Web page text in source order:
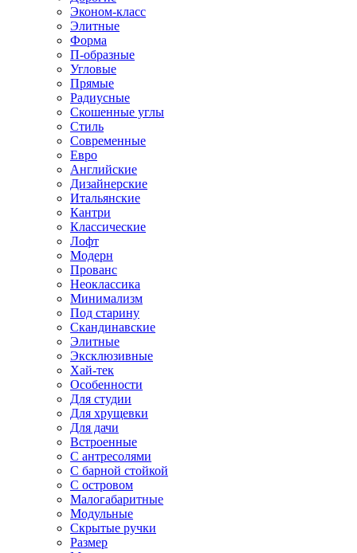
Эконом-класс
Элитные
Форма
П-образные
Угловые
Прямые
Радиусные
Скошенные углы
Стиль
Современные
Евро
Английские
Дизайнерские
Итальянские
Кантри
Классические
Лофт
Модерн
Прованс
Неоклассика
Минимализм
Под старину
Скандинавские
Элитные
Эксклюзивные
Хай-тек
Особенности
Для студии
Для хрущевки
Для дачи
Встроенные
С антресолями
С барной стойкой
С островом
Малогабаритные
Модульные
Скрытые ручки
Размер